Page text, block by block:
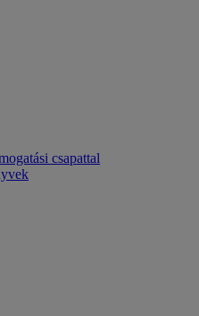
csapattal